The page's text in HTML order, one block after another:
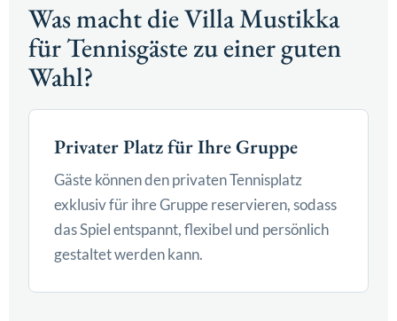
Was macht die Villa Mustikka
für Tennisgäste zu einer guten
Wahl?
Privater Platz für Ihre Gruppe
Gäste können den privaten Tennisplatz
exklusiv für ihre Gruppe reservieren, sodass
das Spiel entspannt, flexibel und persönlich
gestaltet werden kann.